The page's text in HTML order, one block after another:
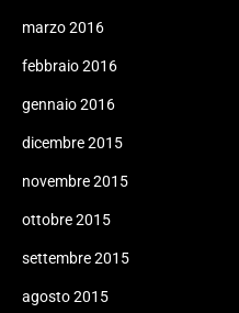
marzo 2016
febbraio 2016
gennaio 2016
dicembre 2015
novembre 2015
ottobre 2015
settembre 2015
agosto 2015